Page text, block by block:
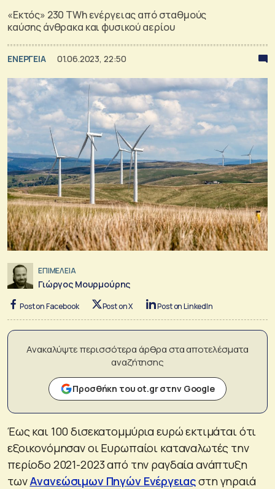
«Εκτός» 230 TWh ενέργειας από σταθμούς
καύσης άνθρακα και φυσικού αερίου
ΕΝΕΡΓΕΙΑ 01.06.2023, 22:50
ΕΠΙΜΕΛΕΙΑ
Γιώργος Μουρμούρης
Post on Facebook Post on X Post on LinkedIn
Ανακαλύψτε περισσότερα άρθρα στα αποτελέσματα
αναζήτησης
Προσθήκη του ot.gr στην Google
Έως και 100 δισεκατομμύρια ευρώ εκτιμάται ότι
εξοικονόμησαν οι Ευρωπαίοι καταναλωτές την
περίοδο 2021-2023 από την ραγδαία ανάπτυξη
τωνΑνανεώσιμων Πηγών Ενέργειαςστη γηραιά